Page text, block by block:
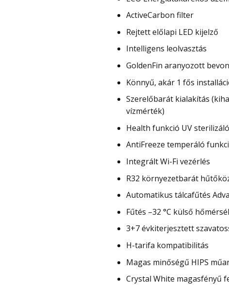
ActiveCarbon filter
Rejtett előlapi LED kijelző
Intelligens leolvasztás
GoldenFin aranyozott
Könnyű, akár 1 fős
Szerelőbarát kialakítás
vízmérték)
Health funkció UV
AntiFreeze temperáló
Integrált Wi-Fi vezérlés
R32 környezetbarát
Automatikus tálcafűtés
Fűtés –32 °C külső
3+7 évkiterjesztett
H-tarifa kompatibilitás
Magas minőségű HIPS
Crystal White magasfényű